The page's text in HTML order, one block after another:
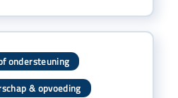
ondersteuning
& opvoeding